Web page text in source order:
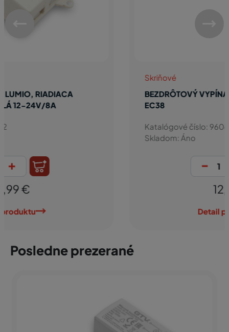
BEZDRÔTOVÝ VYPÍNAČ A STMIEVAČ RIEX
EC38
Posledne prezerané